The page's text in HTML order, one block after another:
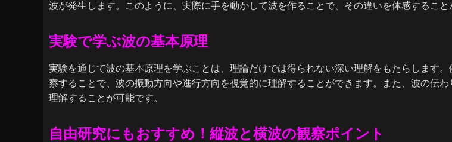
波が発生します。このように、実際に手を動かして波を作ることで、その違いを体感すること
実験で学ぶ波の基本原理
実験を通じて波の基本原理を学ぶことは、理論だけでは得られない深い理解をもたらします
察することで、波の振動方向や進行方向を視覚的に理解することができます。また、波の伝
理解することが可能です。
自由研究にもおすすめ！縦波と横波の観察ポイント